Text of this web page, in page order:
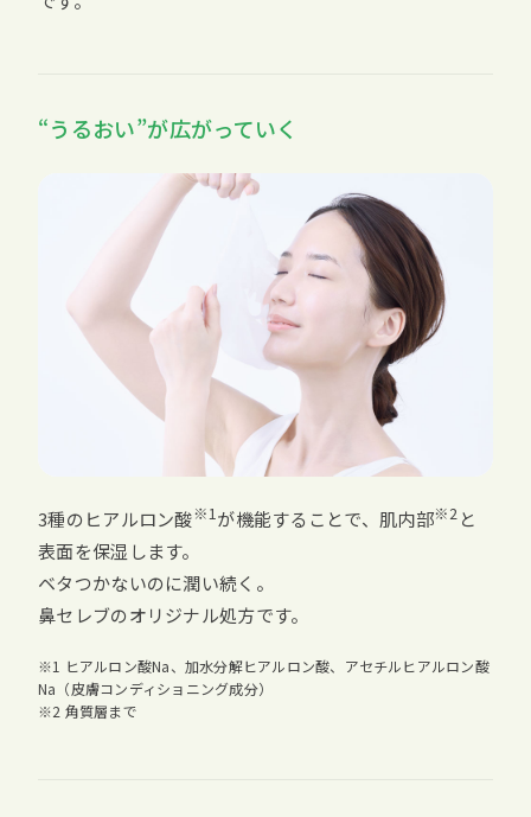
“うるおい”が広がっていく
3種のヒアルロン酸※1が機能することで、肌内部※2 と
表面を保湿します。
ベタつかないのに潤い続く。
鼻セレブのオリジナル処方です。
※1 ヒアルロン酸Na、加水分解ヒアルロン酸、アセチルヒアルロン酸
Na（皮膚コンディショニング成分）
※2 角質層まで